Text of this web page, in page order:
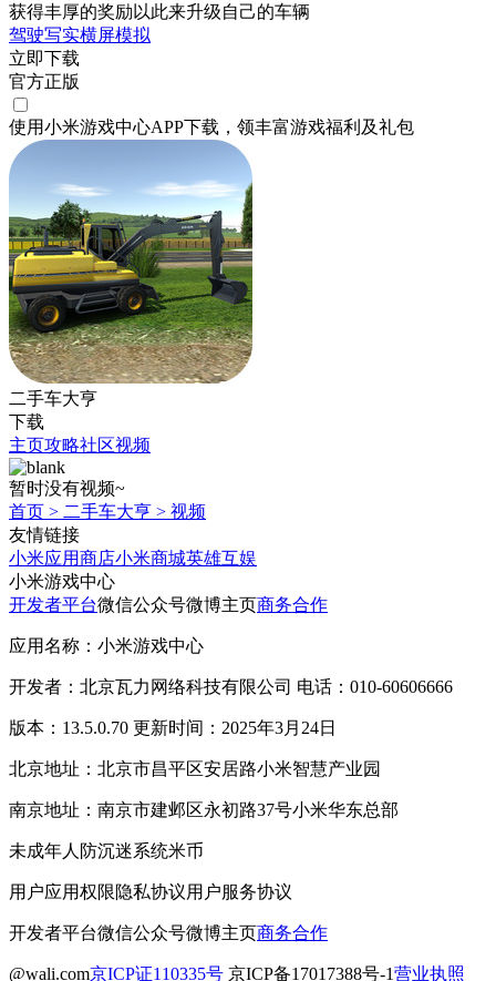
获得丰厚的奖励以此来升级自己的车辆
驾驶写实横屏模拟
立即下载
官方正版
使用小米游戏中心APP下载 ，领丰富游戏福利 及礼包
二手车大亨
下载
主页攻略社区视频
暂时没有视频~
首页 > 二手车大亨 > 视频
友情链接
小米应用商店小米商城英雄互娱
小米游戏中心
开发者平台微信公众号微博主页商务合作
应用名称：小米游戏中心
开发者：北京瓦力网络科技有限公司 电话：010-60606666
版本：13.5.0.70 更新时间：2025年3月24日
北京地址：北京市昌平区安居路小米智慧产业园
南京地址：南京市建邺区永初路37号小米华东总部
未成年人防沉迷系统米币
用户应用权限隐私协议用户服务协议
开发者平台微信公众号微博主页商务合作
@wali.com京ICP证110335号 京ICP备17017388号-1营业执照